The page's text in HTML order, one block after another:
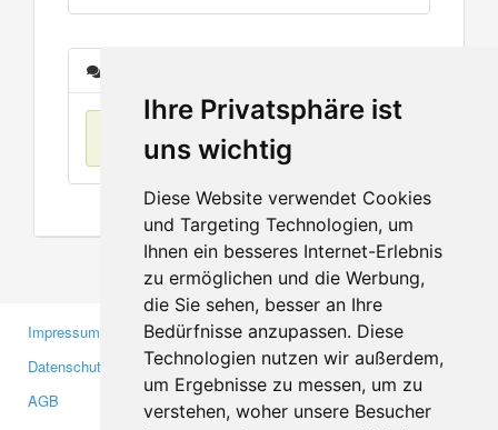
Ihre Privatsphäre ist
uns wichtig
Diese Website verwendet Cookies
und Targeting Technologien, um
Ihnen ein besseres Internet-Erlebnis
zu ermöglichen und die Werbung,
die Sie sehen, besser an Ihre
Bedürfnisse anzupassen. Diese
Technologien nutzen wir außerdem,
um Ergebnisse zu messen, um zu
verstehen, woher unsere Besucher
Keine Einträge
Impressum
Datenschutzerklärung
AGB
Gewerbetreibende
Investoren